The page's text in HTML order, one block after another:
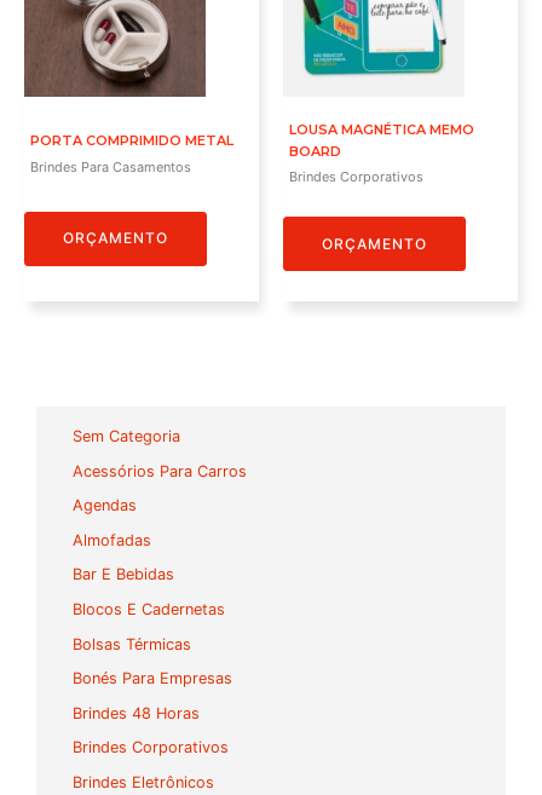
Sem Categoria
Acessórios Para Carros
Agendas
Almofadas
Bar E Bebidas
Blocos E Cadernetas
Bolsas Térmicas
Bonés Para Empresas
Brindes 48 Horas
Brindes Corporativos
Brindes Eletrônicos
PORTA COMPRIMIDO METAL
Brindes Para Casamentos
ORÇAMENTO
LOUSA MAGNÉTICA MEMO
BOARD
Brindes Corporativos
ORÇAMENTO